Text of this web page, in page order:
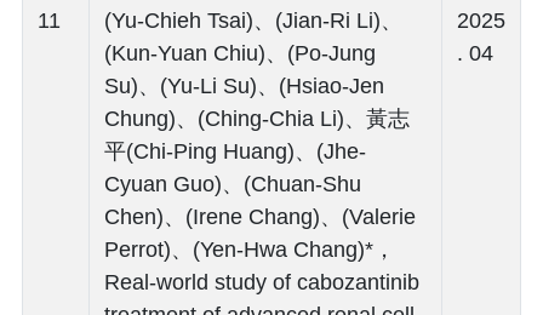
11
(Yu-Chieh Tsai)、(Jian-Ri Li)、
(Kun-Yuan Chiu)、(Po-Jung
Su)、(Yu-Li Su)、(Hsiao-Jen
Chung)、(Ching-Chia Li)、黃志
平(Chi-Ping Huang)、(Jhe-
Cyuan Guo)、(Chuan-Shu
Chen)、(Irene Chang)、(Valerie
Perrot)、(Yen-Hwa Chang)*，
Real-world study of cabozantinib
2025
. 04